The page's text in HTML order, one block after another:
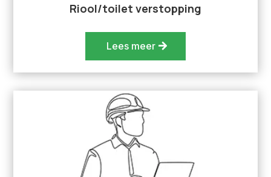
Riool/toilet verstopping
Lees meer